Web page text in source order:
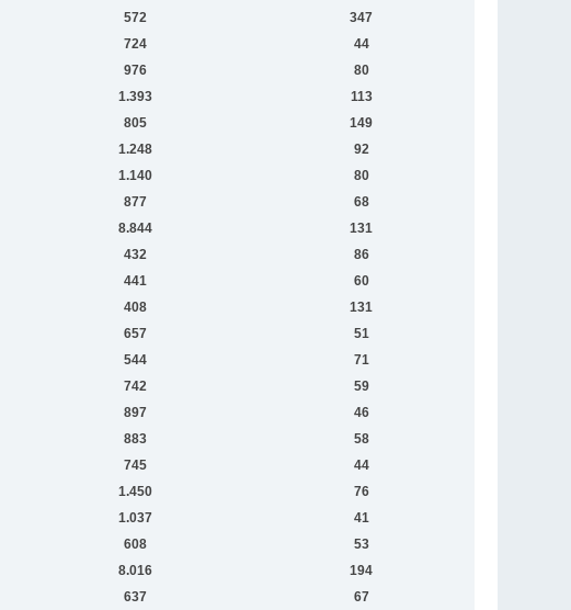
572
347
724
44
976
80
1.393
113
805
149
1.248
92
1.140
80
877
68
8.844
131
432
86
441
60
408
131
657
51
544
71
742
59
897
46
883
58
745
44
1.450
76
1.037
41
608
53
8.016
194
637
67